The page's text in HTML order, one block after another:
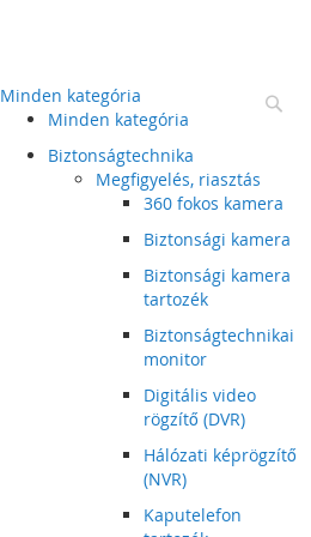
Minden kategória
Minden kategória
Biztonságtechnika
Megfigyelés, riasztás
360 fokos kamera
Biztonsági kamera
Biztonsági kamera
tartozék
Biztonságtechnikai
monitor
Digitális video
rögzítő (DVR)
Hálózati képrögzítő
(NVR)
Kaputelefon